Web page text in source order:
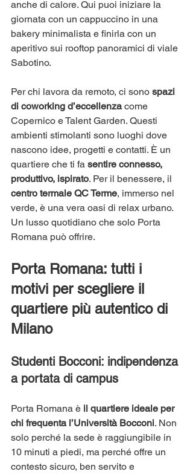
anche di calore. Qui puoi iniziare la
giornata con un cappuccino in una
bakery minimalista e finirla con un
aperitivo sui rooftop panoramici di viale
Sabotino.
Per chi lavora da remoto, ci sono spazi
di coworking d’eccellenza come
Copernico e Talent Garden. Questi
ambienti stimolanti sono luoghi dove
nascono idee, progetti e contatti. È un
quartiere che ti fa sentire connesso,
produttivo, ispirato. Per il benessere, il
centro termale QC Terme, immerso nel
verde, è una vera oasi di relax urbano.
Un lusso quotidiano che solo Porta
Romana può offrire.
Porta Romana: tutti i
motivi per scegliere il
quartiere più autentico di
Milano
Studenti Bocconi: indipendenza
a portata di campus
Porta Romana è il quartiere ideale per
chi frequenta l’Università Bocconi. Non
solo perché la sede è raggiungibile in
10 minuti a piedi, ma perché offre un
contesto sicuro, ben servito e